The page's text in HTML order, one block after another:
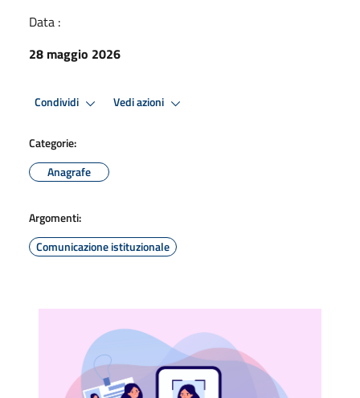
Data :
28 maggio 2026
Condividi Vedi azioni
Categorie:
Anagrafe
Argomenti:
Comunicazione istituzionale